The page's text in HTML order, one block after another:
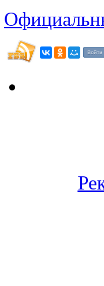
Войти